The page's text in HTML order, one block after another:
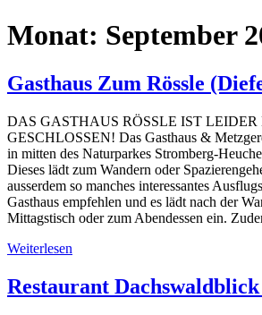
Monat: September
Gasthaus Zum Rössle
DAS GASTHAUS RÖSSLE IST
GESCHLOSSEN! Das Gasthaus &
in mitten des Naturparkes Stromberg-
Dieses lädt zum Wandern oder
ausserdem so manches interessantes
Gasthaus empfehlen und es lädt nach der
Mittagstisch oder zum Abendessen ein.
Weiterlesen
Restaurant